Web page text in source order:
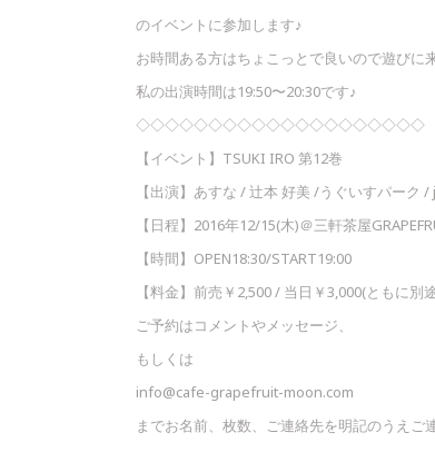
のイベントに参加します♪
お時間ある方はちょこっとで良いので遊びに
私の出演時間は19:50〜20:30です♪
◇◇◇◇◇◇◇◇◇◇◇◇◇◇◇◇◇◇◇◇
【イベント】TSUKI IRO 第12巻
【出演】あすな / 辻本 好美 /うぐいすパーク
【日程】2016年12/15(木)＠三軒茶屋
【時間】OPEN18:30/START19:00
【料金】前売￥2,500 / 当日￥3,000(ともに別
ご予約はコメントやメッセージ、
もしくは
info@cafe-grapefruit-moon.com
までお名前、枚数、ご連絡先を明記のうえご